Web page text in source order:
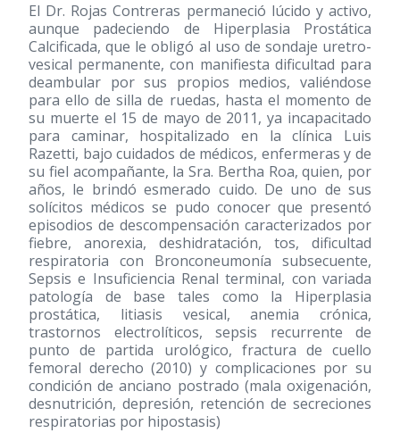
El Dr. Rojas Contreras permaneció lúcido y activo,
aunque padeciendo de Hiperplasia Prostática
Calcificada, que le obligó al uso de sondaje uretro-
vesical permanente, con manifiesta dificultad para
deambular por sus propios medios, valiéndose
para ello de silla de ruedas, hasta el momento de
su muerte el 15 de mayo de 2011, ya incapacitado
para caminar, hospitalizado en la clínica Luis
Razetti, bajo cuidados de médicos, enfermeras y de
su fiel acompañante, la Sra. Bertha Roa, quien, por
años, le brindó esmerado cuido. De uno de sus
solícitos médicos se pudo conocer que presentó
episodios de descompensación caracterizados por
fiebre, anorexia, deshidratación, tos, dificultad
respiratoria con Bronconeumonía subsecuente,
Sepsis e Insuficiencia Renal terminal, con variada
patología de base tales como la Hiperplasia
prostática, litiasis vesical, anemia crónica,
trastornos electrolíticos, sepsis recurrente de
punto de partida urológico, fractura de cuello
femoral derecho(2010) y complicaciones por su
condición de anciano postrado (mala oxigenación,
desnutrición, depresión, retención de secreciones
respiratorias por hipostasis)